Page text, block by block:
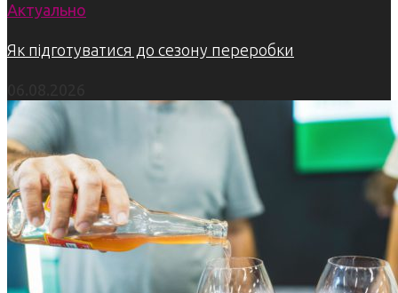
Актуально
Як підготуватися до сезону переробки